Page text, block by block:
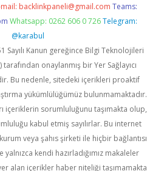
mail: backlinkpaneli@gmail.com Teams:
Whatsapp: 0262 606 0 726 Telegram:
@karabul
Sayılı Kanun gereğince Bilgi Teknolojileri
onaylanmış bir Yer Sağlayıcı
Bu nedenle, sitedeki içerikleri proaktif
yükümlülüğümüz bulunmamaktadır.
içeriklerin sorumluluğunu taşımakta olup,
kabul etmiş sayılırlar. Bu internet
veya şahıs şirketi ile hiçbir bağlantısı
kendi hazırladığımız makaleler
alan içerikler haber niteliği taşımamakta